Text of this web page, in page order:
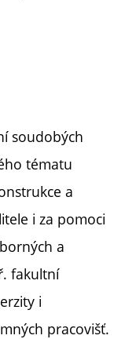
soudobých
tématu
a
i za pomoci
a
fakultní
i
pracovišť.